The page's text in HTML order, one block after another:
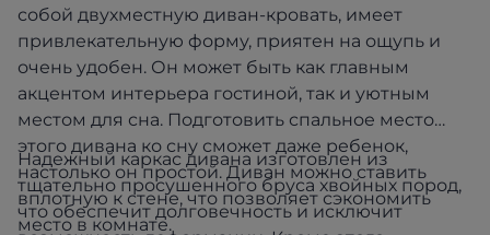
собой двухместную диван-кровать, имеет
привлекательную форму, приятен на ощупь и
очень удобен. Он может быть как главным
акцентом интерьера гостиной, так и уютным
местом для сна. Подготовить спальное место
этого дивана ко сну сможет даже ребенок,
настолько он простой. Диван можно ставить
вплотную к стене, что позволяет сэкономить
место в комнате.
Надежный каркас дивана изготовлен из
тщательно просушенного бруса хвойных пород,
что обеспечит долговечность и исключит